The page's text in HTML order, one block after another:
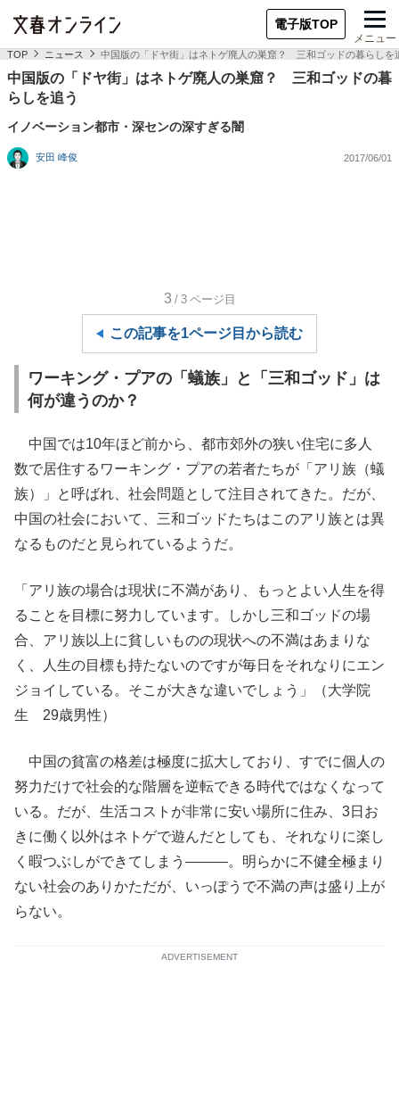
電子版TOP
メニュー
TOP ニュース 中国版の「ドヤ街」はネトゲ廃人の巣窟？ 三和ゴッドの暮らしを
中国版の「ドヤ街」はネトゲ廃人の巣窟？ 三和ゴッドの暮
らしを追う
イノベーション都市・深センの深すぎる闇
安田 峰俊 2017/06/01
3 /3 ページ目
この記事を1ページ目から読む
ワーキング・プアの「蟻族」と「三和ゴッド」は
何が違うのか？
中国では10年ほど前から、都市郊外の狭い住宅に多人
数で居住するワーキング・プアの若者たちが「アリ族（蟻
族）」と呼ばれ、社会問題として注目されてきた。だが、
中国の社会において、三和ゴッドたちはこのアリ族とは異
なるものだと見られているようだ。
「アリ族の場合は現状に不満があり、もっとよい人生を得
ることを目標に努力しています。しかし三和ゴッドの場
合、アリ族以上に貧しいものの現状への不満はあまりな
く、人生の目標も持たないのですが毎日をそれなりにエン
ジョイしている。そこが大きな違いでしょう」（大学院
生 29歳男性）
中国の貧富の格差は極度に拡大しており、すでに個人の
努力だけで社会的な階層を逆転できる時代ではなくなって
いる。だが、生活コストが非常に安い場所に住み、3日お
きに働く以外はネトゲで遊んだとしても、それなりに楽し
く暇つぶしができてしまう―――。明らかに不健全極まり
ない社会のありかただが、いっぽうで不満の声は盛り上が
らない。
ADVERTISEMENT